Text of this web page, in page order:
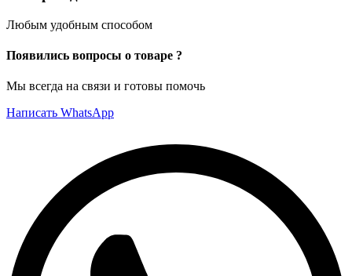
Любым удобным способом
Появились вопросы о товаре ?
Мы всегда на связи и готовы помочь
Написать WhatsApp